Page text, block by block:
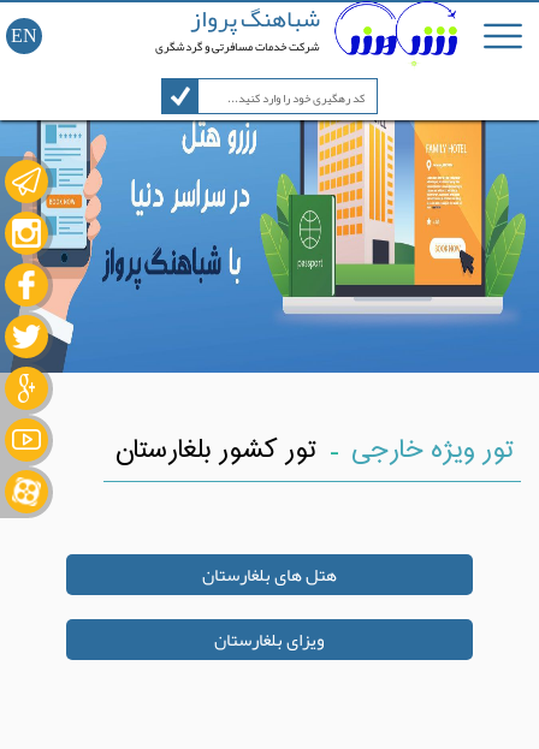
EN شباهنگ پرواز
شرکت خدمات مسافرتی و گردشگری
تور ویژه خارجی - تور کشور بلغارستان
هتل های بلغارستان
ویزای بلغارستان